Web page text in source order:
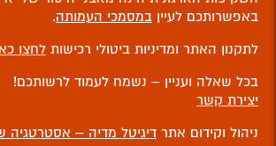
באפשרותכם לעיין במסמכי העמותה.
לתקנון האתר ומדיניות ביטולי רכישות לחצו
בכל שאלה ועניין – נשמח לעמוד לרשותכם!
יצירת קשר
ניהול וקידום אתר דיגיטל מדיה – אסטרטגיה